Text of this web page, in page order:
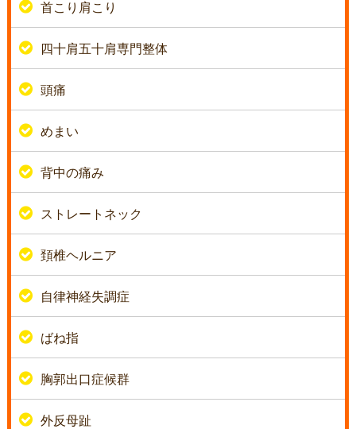
首こり肩こり
四十肩五十肩専門整体
頭痛
めまい
背中の痛み
ストレートネック
頚椎ヘルニア
自律神経失調症
ばね指
胸郭出口症候群
外反母趾